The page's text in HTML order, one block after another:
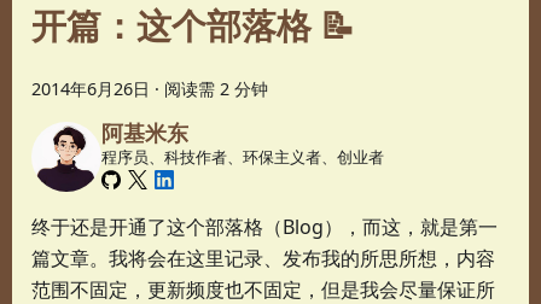
开篇：这个部落格 📝
2014年6月26日 · 阅读需 2 分钟
阿基米东
程序员、科技作者、环保主义者、创业者
终于还是开通了这个部落格（Blog），而这，就是第一
篇文章。我将会在这里记录、发布我的所思所想，内容
范围不固定，更新频度也不固定，但是我会尽量保证所